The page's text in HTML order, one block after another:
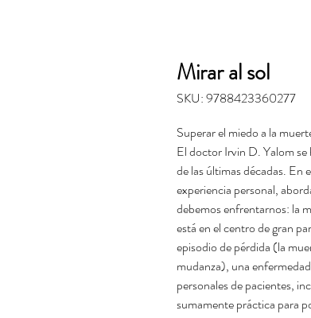
Mirar al sol
SKU: 9788423360277
Superar el miedo a la
El doctor Irvin D. Yalom
de las últimas décadas. En
experiencia personal,
debemos enfrentarnos: la
está en el centro de gran
episodio de pérdida (la
mudanza), una
personales de pacientes,
sumamente práctica para